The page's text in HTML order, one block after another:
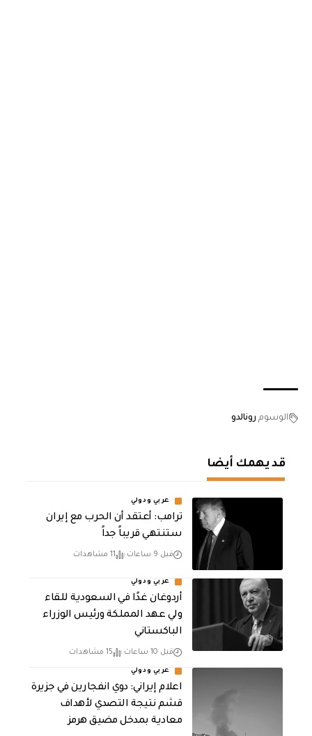
الوسوم رونالدو
قد يهمك أيضا
عربي ودولي
‏ترامب: أعتقد أن الحرب مع إيران
ستنتهي قريباً جداً
قبل 9 ساعات 11 مشاهدات
عربي ودولي
أردوغان غدًا في السعودية للقاء
ولي عهد المملكة ورئيس الوزراء
الباكستاني
قبل 10 ساعات 15 مشاهدات
عربي ودولي
اعلام إيراني: دوي انفجارين في جزيرة
قشم نتيجة التصدي لأهداف
معادية بمدخل مضيق هرمز